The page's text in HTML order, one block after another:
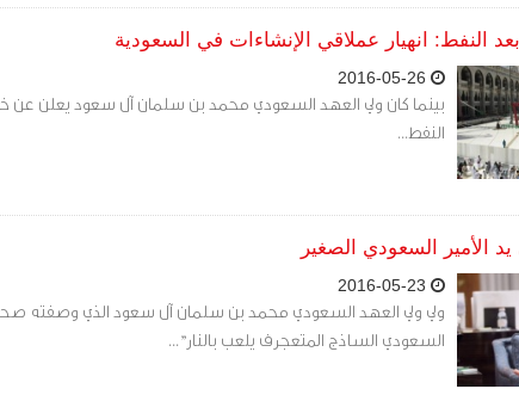
النفط: انهيار عملاقي الإنشاءات في السعودية
بينما كان ولي العهد السعودي محمد بن سلمان آل سعود يعلن عن
النفط...
الأمير السعودي الصغير
ولي ولي العهد السعودي محمد بن سلمان آل سعود الذي وصفته صحيفة
السعودي الساذج المتعجرف يلعب بالنار"...